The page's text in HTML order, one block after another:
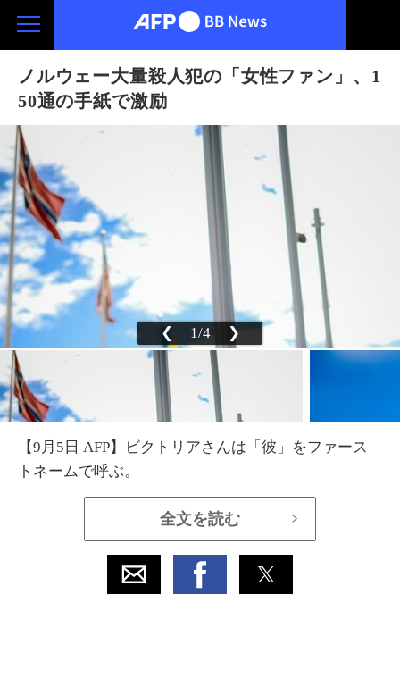
ノルウェー大量殺人犯の「女性ファン」、1
50通の手紙で激励
❮ 1/4 ❯
【9月5日 AFP】ビクトリアさんは「彼」をファース
トネームで呼ぶ。
全文を読む >